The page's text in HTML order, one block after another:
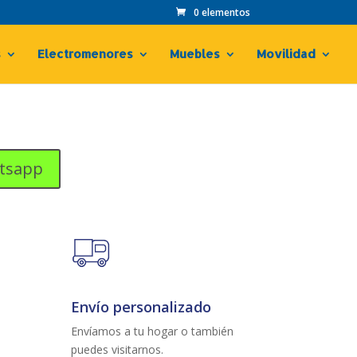
0 elementos
Electromenores Muebles Movilidad
Envío personalizado
Envíamos a tu hogar o también
puedes visitarnos.